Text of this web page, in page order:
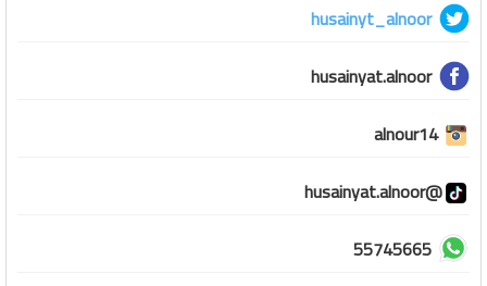
husainyt_alnoor
husainyat.alnoor
alnour14
@husainyat.alnoor
55745665